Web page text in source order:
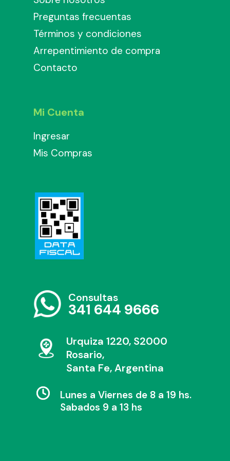
Preguntas frecuentas
Términos y condiciones
Arrepentimiento de compra
Contacto
Mi Cuenta
Ingresar
Mis Compras
Consultas
341 644 9666
Urquiza 1220, S2000
Rosario,
Santa Fe, Argentina
Lunes a Viernes de 8 a 19 hs.
Sabados 9 a 13 hs